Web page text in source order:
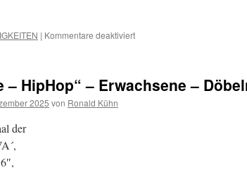
| Kommentare deaktiviert
– HipHop“ – Erwachsene –
2025 von Ronald Kühn
der